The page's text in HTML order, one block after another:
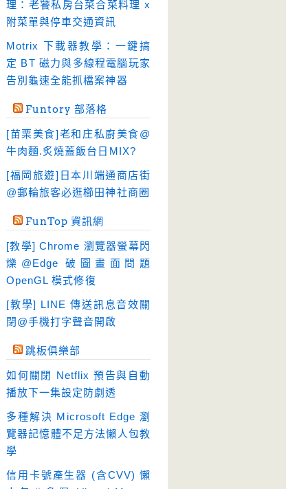
影音轉檔 (81)
教育學習 (23)
文書工具 (91)
畫面擷取 (36)
看圖程式 (17)
硬碟工具 (64)
系統工具 (242)
(188)
翻譯軟體 (3)
輸入法 (4)
理：老饕私房台菜合菜料理 x
附菜單與停車交通資訊
Motrix 下載器教學：一鍵搞
定 BT 磁力與多線程電腦玩家
告別龜速全能抓檔案神器
Funtory 部落格
[苗栗美食]老和庄私廚美食@
牛肉麵.炙燒蓋飯台日MIX?
[福岡旅遊]日本川端通商店街
@郵輪旅客必逛櫛田神社商圈
FunTop 資訊網
[教學] Chrome 瀏覽器螢幕閃
爍@Edge 破圖畫面問題
OpenGL 模式修復
[教學] LINE 傳送訊息音效關
閉@手機打字聲音開啟
跳板俱樂部
如何關閉 Netflix 預告與自動
播放下一集設定防劇透
多種解決 Microsoft Edge 瀏
覽器記憶體不足方法懶人包教
學
信用卡號產生器 (含CVV) 懶